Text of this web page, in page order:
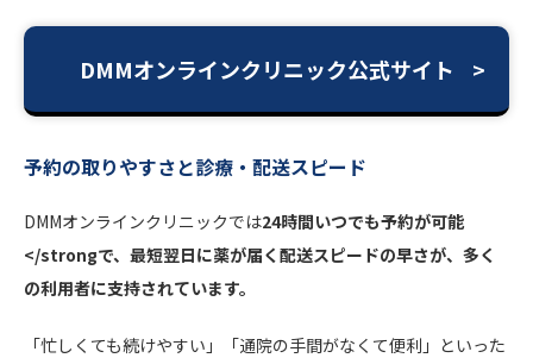
DMMオンラインクリニック公式サイト
予約の取りやすさと診療・配送スピード
DMMオンラインクリニックでは24時間いつでも予約が可能
</strongで、最短翌日に薬が届く配送スピードの早さが、多く
の利用者に支持されています。
「忙しくても続けやすい」「通院の手間がなくて便利」といった